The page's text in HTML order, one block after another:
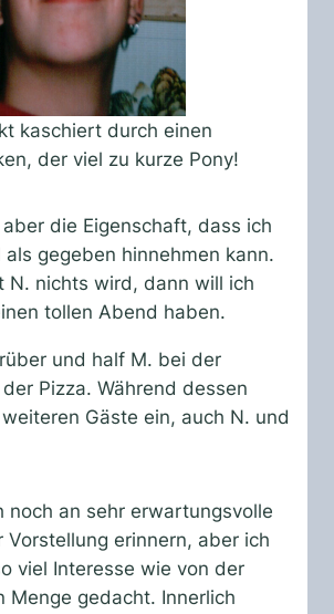
kaschiert durch einen
der viel zu kurze Pony!
die Eigenschaft, dass ich
als gegeben hinnehmen kann.
N. nichts wird, dann will ich
tollen Abend haben.
und half M. bei der
Pizza. Während dessen
Gäste ein, auch N. und
noch an sehr erwartungsvolle
Vorstellung erinnern, aber ich
viel Interesse wie von der
Menge gedacht. Innerlich